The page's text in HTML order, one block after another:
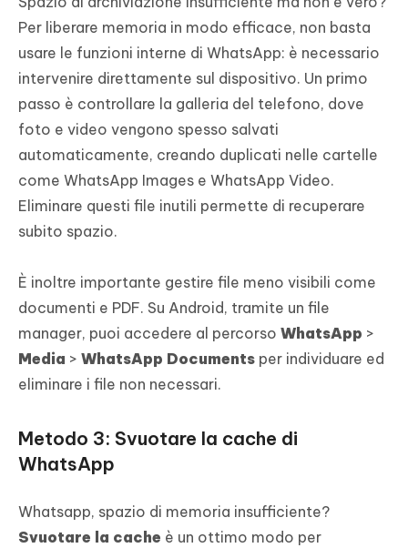
Per liberare memoria in modo efficace, non basta
usare le funzioni interne di WhatsApp: è necessario
intervenire direttamente sul dispositivo. Un primo
passo è controllare la galleria del telefono, dove
foto e video vengono spesso salvati
automaticamente, creando duplicati nelle cartelle
come WhatsApp Images e WhatsApp Video.
Eliminare questi file inutili permette di recuperare
subito spazio.
È inoltre importante gestire file meno visibili come
documenti e PDF. Su Android, tramite un file
manager, puoi accedere al percorso WhatsApp >
Media > WhatsApp Documents per individuare ed
eliminare i file non necessari.
Metodo 3: Svuotare la cache di
WhatsApp
Whatsapp, spazio di memoria insufficiente?
Svuotare la cache è un ottimo modo per